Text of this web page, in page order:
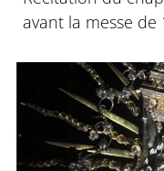
avant la messe